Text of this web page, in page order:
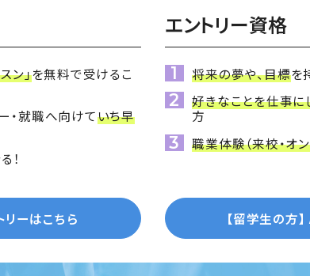
ン」を無料で受けるこ
・就職へ向けていち早
！
リーはこちら
エントリー資格
将来の夢や、目標を
好きなことを仕事に
方
職業体験（来校・オ
【留学生の方】